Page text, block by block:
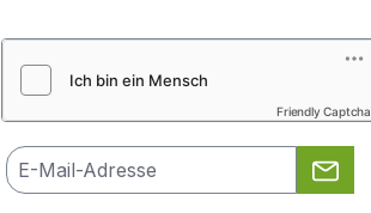
Friendly Captcha